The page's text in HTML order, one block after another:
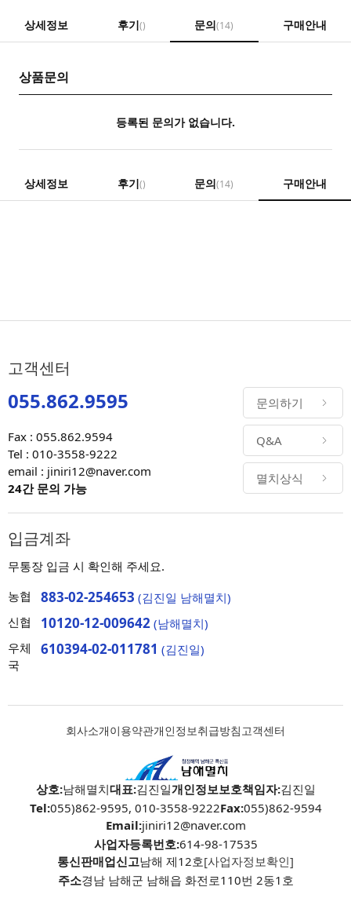
상세정보 후기() 문의(14) 구매안내
상품문의
등록된 문의가 없습니다.
상세정보 후기() 문의(14) 구매안내
고객센터
055.862.9595
Fax : 055.862.9594
Tel : 010-3558-9222
email : jiniri12@naver.com
24간 문의 가능
문의하기
Q&A
멸치상식
입금계좌
무통장 입금 시 확인해 주세요.
농협
883-02-254653 (김진일 남해멸치)
신협
10120-12-009642 (남해멸치)
우체
국
610394-02-011781 (김진일)
회사소개이용약관개인정보취급방침 고객센터
상호:남해멸치대표:김진일개인정보보호책임자:김진일
Tel:055)862-9595, 010-3558-9222Fax:055)862-9594
Email:jiniri12@naver.com
사업자등록번호:614-98-17535
통신판매업신고남해 제12호[사업자정보확인]
주소경남 남해군 남해읍 화전로110번 2동1호